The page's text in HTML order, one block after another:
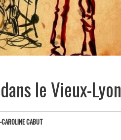
le Vieux-Lyon
CABUT